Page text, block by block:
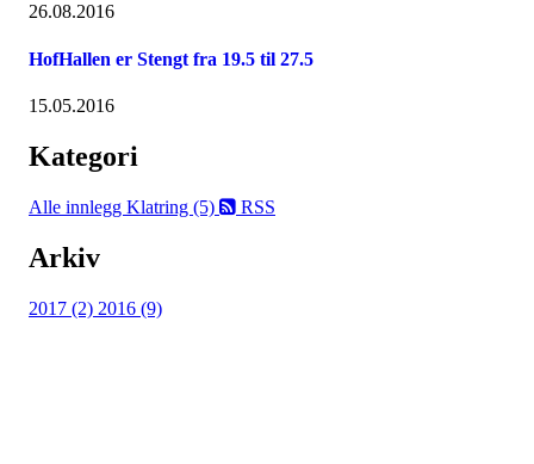
26.08.2016
HofHallen er Stengt fra 19.5 til 27.5
15.05.2016
Kategori
Alle innlegg Klatring (5) RSS
Arkiv
2017 (2) 2016 (9)